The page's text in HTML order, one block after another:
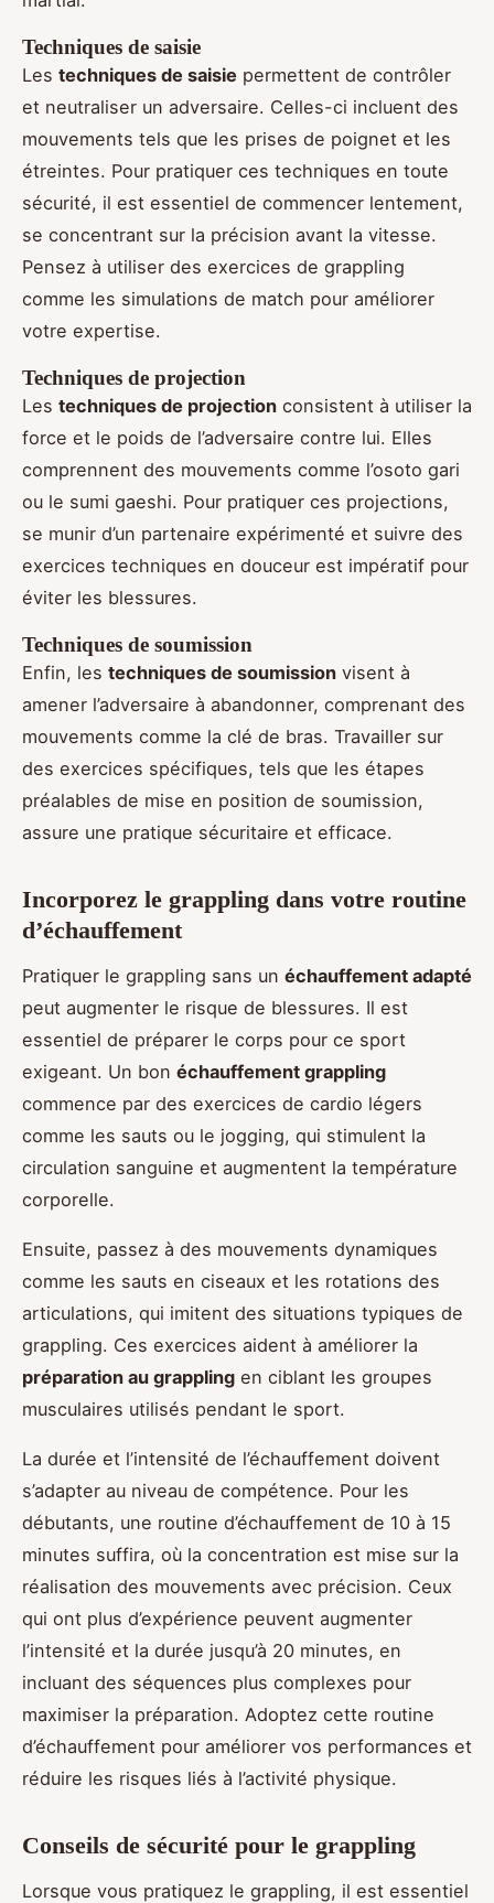
Techniques de saisie
Les techniques de saisie permettent de contrôler
et neutraliser un adversaire. Celles-ci incluent des
mouvements tels que les prises de poignet et les
étreintes. Pour pratiquer ces techniques en toute
sécurité, il est essentiel de commencer lentement,
se concentrant sur la précision avant la vitesse.
Pensez à utiliser des exercices de grappling
comme les simulations de match pour améliorer
votre expertise.
Techniques de projection
Les techniques de projection consistent à utiliser la
force et le poids de l’adversaire contre lui. Elles
comprennent des mouvements comme l’osoto gari
ou le sumi gaeshi. Pour pratiquer ces projections,
se munir d’un partenaire expérimenté et suivre des
exercices techniques en douceur est impératif pour
éviter les blessures.
Techniques de soumission
Enfin, les techniques de soumission visent à
amener l’adversaire à abandonner, comprenant des
mouvements comme la clé de bras. Travailler sur
des exercices spécifiques, tels que les étapes
préalables de mise en position de soumission,
assure une pratique sécuritaire et efficace.
Incorporez le grappling dans votre routine
d’échauffement
Pratiquer le grappling sans un échauffement adapté
peut augmenter le risque de blessures. Il est
essentiel de préparer le corps pour ce sport
exigeant. Un bon échauffement grappling
commence par des exercices de cardio légers
comme les sauts ou le jogging, qui stimulent la
circulation sanguine et augmentent la température
corporelle.
Ensuite, passez à des mouvements dynamiques
comme les sauts en ciseaux et les rotations des
articulations, qui imitent des situations typiques de
grappling. Ces exercices aident à améliorer la
préparation au grappling en ciblant les groupes
musculaires utilisés pendant le sport.
La durée et l’intensité de l’échauffement doivent
s’adapter au niveau de compétence. Pour les
débutants, une routine d’échauffement de 10 à 15
minutes suffira, où la concentration est mise sur la
réalisation des mouvements avec précision. Ceux
qui ont plus d’expérience peuvent augmenter
l’intensité et la durée jusqu’à 20 minutes, en
incluant des séquences plus complexes pour
maximiser la préparation. Adoptez cette routine
d’échauffement pour améliorer vos performances et
réduire les risques liés à l’activité physique.
Conseils de sécurité pour le grappling
Lorsque vous pratiquez le grappling, il est essentiel